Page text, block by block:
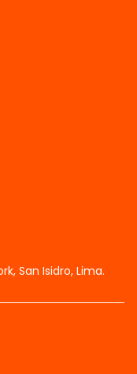
San Isidro, Lima.